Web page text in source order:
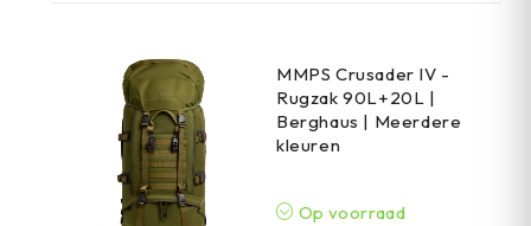
MMPS Crusader IV -
Rugzak 90L+20L |
Berghaus | Meerdere
kleuren
Op voorraad